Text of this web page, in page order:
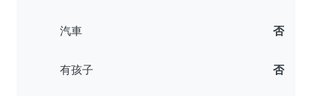
汽車 否
有孩子 否